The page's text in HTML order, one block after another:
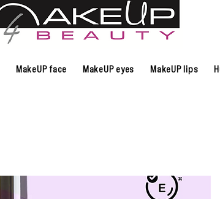
MakeUP face MakeUP eyes MakeUP lips